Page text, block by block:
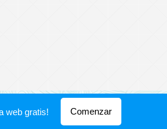
conWebnode
web gratis! Comenzar